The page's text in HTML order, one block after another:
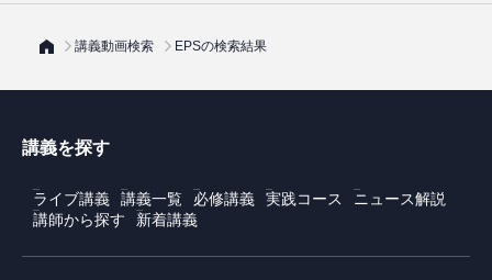
講義動画検索 EPSの検索結果
講義を探す
ライブ講義 講義一覧 必修講義 実践コース
ニュース解説
講師から探す
新着講義